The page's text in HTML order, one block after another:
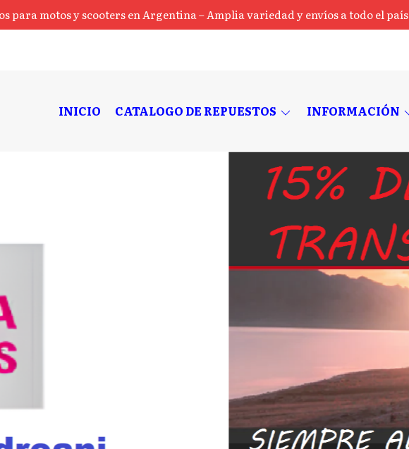
para motos y scooters en Argentina – Amplia variedad y envíos a todo el país
INICIO CATALOGO DE REPUESTOS INFORMACIÓN